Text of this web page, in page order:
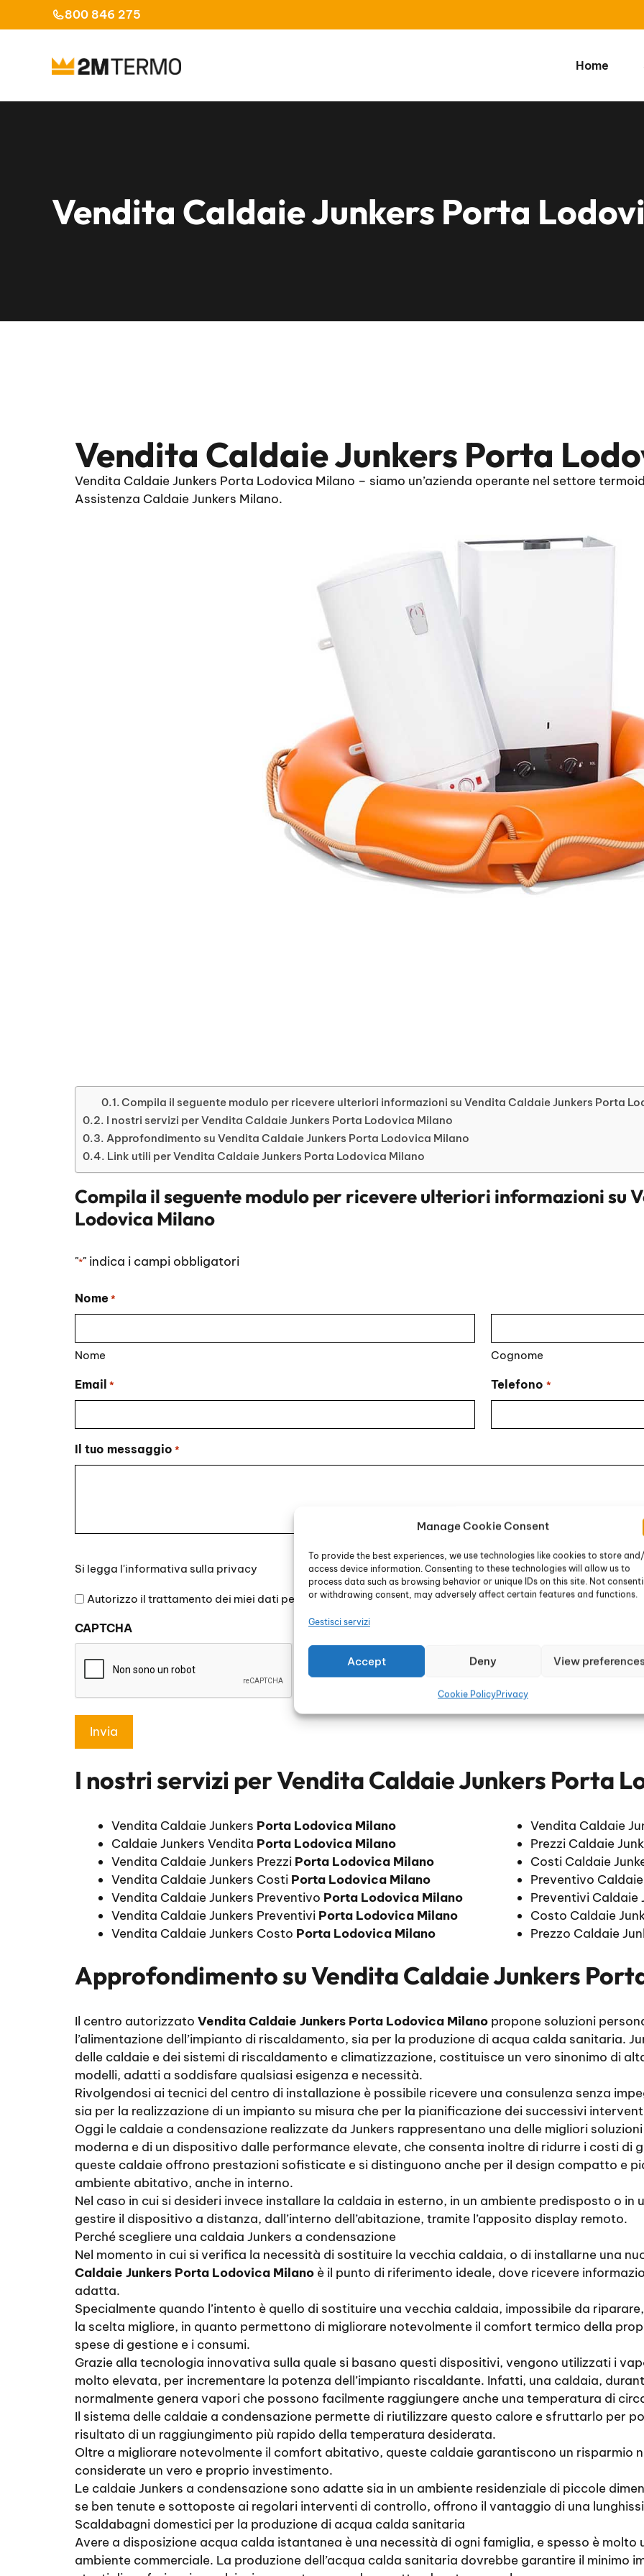
Manage Cookie Consent
To provide the best experiences, we use technologies like cookies to store
access device information. Consenting to these technologies will allow us to
process data such as browsing behavior or unique IDs on this site. Not
or withdrawing consent, may adversely affect certain features and functions.
Gestisci servizi
Accept Deny View preferences
Cookie PolicyPrivacy
al
800 846 275
Home
Vendita Caldaie Junkers Porta
Vendita Caldaie Junkers Porta
Vendita Caldaie Junkers Porta Lodovica Milano – siamo un’azienda operante nel settore
Assistenza Caldaie Junkers Milano.
Compila il seguente modulo per ricevere ulteriori informazioni su Vendita Caldaie Junkers Porta
I nostri servizi per Vendita Caldaie Junkers Porta Lodovica Milano
Approfondimento su Vendita Caldaie Junkers Porta Lodovica Milano
Link utili per Vendita Caldaie Junkers Porta Lodovica Milano
Compila il seguente modulo per ricevere ulteriori informazioni su
Lodovica Milano
"*" indica i campi obbligatori
Nome *
Nome Cognome
Email * Telefono *
Il tuo messaggio *
legga
l'informativa
privacy
Si legga l'informativa sulla privacy
Autorizzo il trattamento dei miei dati personali
CAPTCHA
I nostri servizi perVendita Caldaie Junkers Porta
Vendita Caldaie Junkers Porta Lodovica Milano
Caldaie Junkers Vendita Porta Lodovica Milano
Vendita Caldaie Junkers Prezzi Porta Lodovica Milano
Vendita Caldaie Junkers Costi Porta Lodovica Milano
Vendita Caldaie Junkers Preventivo Porta Lodovica Milano
Vendita Caldaie Junkers Preventivi Porta Lodovica Milano
Vendita Caldaie Junkers Costo Porta Lodovica Milano
Vendita Caldaie
Prezzi Caldaie
Costi Caldaie
Preventivo
Preventivi Caldaie
Costo Caldaie
Prezzo Caldaie
Approfondimento suVendita Caldaie Junkers
Il centro autorizzato Vendita Caldaie Junkers Porta Lodovica Milano propone soluzioni
l’alimentazione dell’impianto di riscaldamento, sia per la produzione di acqua calda sanitaria.
delle caldaie e dei sistemi di riscaldamento e climatizzazione, costituisce un vero sinonimo di
modelli, adatti a soddisfare qualsiasi esigenza e necessità.
Rivolgendosi ai tecnici del centro di installazione è possibile ricevere una consulenza senza
sia per la realizzazione di un impianto su misura che per la pianificazione dei successivi
Oggi le caldaie a condensazione realizzate da Junkers rappresentano una delle migliori
moderna e di un dispositivo dalle performance elevate, che consenta inoltre di ridurre i costi di
queste caldaie offrono prestazioni sofisticate e si distinguono anche per il design compatto e
ambiente abitativo, anche in interno.
Nel caso in cui si desideri invece installare la caldaia in esterno, in un ambiente predisposto o in
gestire il dispositivo a distanza, dall’interno dell’abitazione, tramite l’apposito display remoto.
Perché scegliere una caldaia Junkers a condensazione
Nel momento in cui si verifica la necessità di sostituire la vecchia caldaia, o di installarne una
Caldaie Junkers Porta Lodovica Milano è il punto di riferimento ideale, dove ricevere
adatta.
Specialmente quando l’intento è quello di sostituire una vecchia caldaia, impossibile da
la scelta migliore, in quanto permettono di migliorare notevolmente il comfort termico della
spese di gestione e i consumi.
Grazie alla tecnologia innovativa sulla quale si basano questi dispositivi, vengono utilizzati i
molto elevata, per incrementare la potenza dell’impianto riscaldante. Infatti, una caldaia,
normalmente genera vapori che possono facilmente raggiungere anche una temperatura di
Il sistema delle caldaie a condensazione permette di riutilizzare questo calore e sfruttarlo per
risultato di un raggiungimento più rapido della temperatura desiderata.
Oltre a migliorare notevolmente il comfort abitativo, queste caldaie garantiscono un risparmio
considerate un vero e proprio investimento.
Le caldaie Junkers a condensazione sono adatte sia in un ambiente residenziale di piccole
se ben tenute e sottoposte ai regolari interventi di controllo, offrono il vantaggio di una
Scaldabagni domestici per la produzione di acqua calda sanitaria
Avere a disposizione acqua calda istantanea è una necessità di ogni famiglia, e spesso è molto
ambiente commerciale. La produzione dell’acqua calda sanitaria dovrebbe garantire il minimo